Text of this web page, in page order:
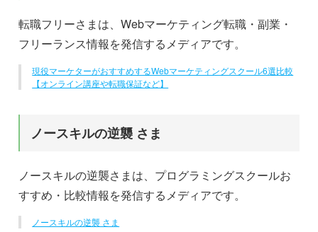
転職フリーさまは、Webマーケティング転職・副業・
フリーランス情報を発信するメディアです。
現役マーケターがおすすめするWebマーケティングスクール6選比較
【オンライン講座や転職保証など】
ノースキルの逆襲 さま
ノースキルの逆襲さまは、プログラミングスクールお
すすめ・比較情報を発信するメディアです。
ノースキルの逆襲 さま